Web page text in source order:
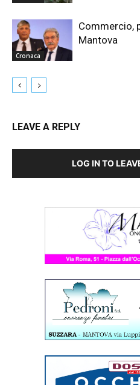
Cronaca
Commercio,
Mantova
LEAVE A REPLY
LOG IN TO